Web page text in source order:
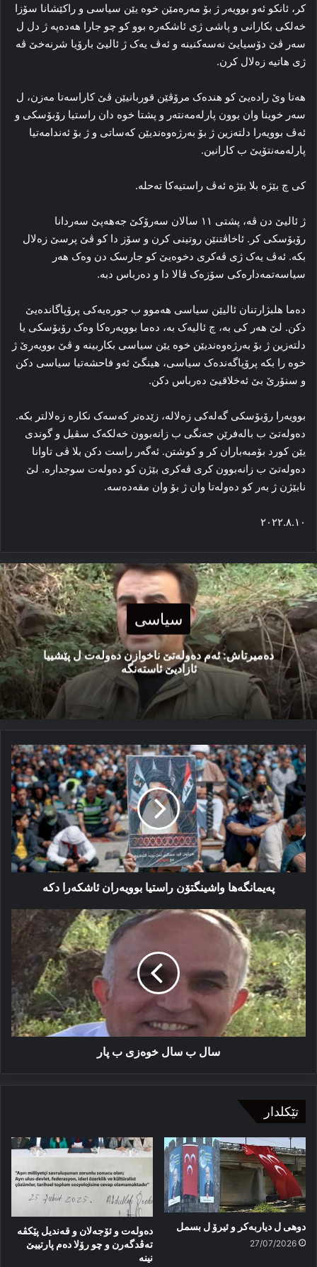
کر، ئانکو ئەو بوویەر ژ بۆ مەرەمێن خوە یێن سیاسی و راکێشانا سۆزا
خەلکی بکارانی و پاشی ژی ئاشکه‌ره‌ بوو کو چو جارا هەدەپە ژ دل ل
سه‌ر ڤێ دۆسیایێ نه‌سه‌کنینه‌ و ئه‌ڤ یه‌ک ژ ئالیێ بارۆیا شرنه‌خێ ڤه‌
ژی هاتیه‌ زه‌لال کرن.
هه‌تا وێ راده‌یێ کو هنده‌ک مرۆڤێن قوربانیێن ڤێ کاراسه‌تا مه‌زن، ل
سه‌ر خوینا وان بوون پارله‌مه‌نته‌ر و پشتا خوه‌ دان راستیا رۆبۆسکی و
ئه‌ڤ بوویه‌را دلته‌زین ژ بۆ به‌رژه‌وه‌ندیێن که‌ساتی و ژ بۆ ئه‌ندامه‌تیا
پارله‌مه‌نتۆیێ ب کارانین.
کی چ بێژه‌ بلا بێژه‌ ئه‌ڤ راستیه‌کا ته‌حله‌.
ژ ئالیێ دن ڤه‌، پشتی ۱۱ سالان سه‌رۆکێ جەهەپێ سه‌ردانا
رۆبۆسکی کر. ئاخاڤتنێن روتینی کرن و سۆز دا کو ڤێ پرسێ زه‌لال
بکه‌. ئه‌ڤ یه‌ک ژی ڤه‌کری دخوه‌یێ کو جارسک دن وه‌ک هه‌ر
سیاسه‌تمه‌داره‌کی سۆزه‌ک ڤالا دا و ده‌رباس دبه‌.
ده‌ما هلبژارتنان ئالیێن سیاسی هه‌موو ب جوره‌یه‌کی پرۆپاگانده‌یێ
دکن. لێ هه‌ر کی به‌، چ ئالیه‌ک به‌، ده‌ما بوویه‌ره‌کا وه‌ک رۆبۆسکی یا
دلته‌زین ژ بۆ به‌رژه‌وه‌ندیێن خوە یێن سیاسی بکاربینه‌ و ڤێ بوویه‌رێ ژ
خوە را بکه‌ پرۆپاگەندەک سیاسی، هینگێ ئه‌و فاحشه‌تیا سیاسی دکن
و سنۆرێ بێ ئه‌خلاقیێ ده‌رباس دکن.
بوویه‌را رۆبۆسکی گه‌له‌کی زه‌لاله‌، زێده‌تر که‌سه‌ک نکاره‌ زه‌لالتر بکه‌.
ده‌وله‌تێ ب باله‌فرێن جه‌نگی ب زانه‌بوون خه‌لکه‌ک سڤیل و گوندی
یێن کورد بۆمبه‌باران کر و کوشتن. ئەگەر راست دکن بلا ڤی تاوانا
ده‌وله‌تێ ب زانه‌بوون کری ڤه‌کری بێژن کو دەولەت سوجدارە. لێ
نابێژن ژ به‌ر کو ده‌وله‌تا وان ژ بۆ وان مقەده‌سه‌.
٢٠٢٢.٨.١٠
سیاسی
دەمیرتاش: ئەم دەولەتێ ناخوازن دەولەت ل پێشییا
ئازادیێ ئاستەنگە
پەیمانگەها
واشینگتۆن
راستیا
بوویەران
ئاشکەرا
دکە
پەیمانگەها واشینگتۆن راستیا بوویەران ئاشکەرا دکە
سال
ب
سال
خوەزی
ب
پار
سال ب سال خوەزی ب پار
تێکلدار
دوهی ل دیاربەکر و ئیرۆ ل بسمل
27/07/2026
دەولەت و ئۆجەلان و قەندیل پێکڤە
تەڤدگەرن و چو رۆلا دەم پارتییێ
نینە